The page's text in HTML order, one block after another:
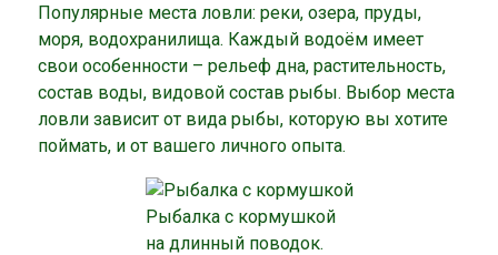
Популярные места ловли: реки, озера, пруды,
моря, водохранилища. Каждый водоём имеет
свои особенности – рельеф дна, растительность,
состав воды, видовой состав рыбы. Выбор места
ловли зависит от вида рыбы, которую вы хотите
поймать, и от вашего личного опыта.
Рыбалка с кормушкой
на длинный поводок.